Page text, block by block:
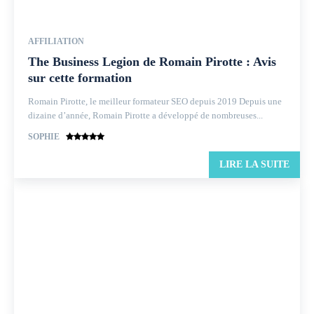
AFFILIATION
The Business Legion de Romain Pirotte : Avis
sur cette formation
Romain Pirotte, le meilleur formateur SEO depuis 2019 Depuis une
dizaine d’année, Romain Pirotte a développé de nombreuses...
SOPHIE
LIRE LA SUITE